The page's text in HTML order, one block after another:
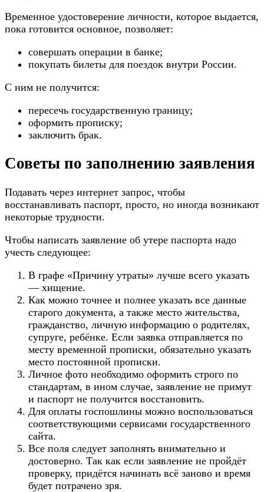
Временное удостоверение личности, которое выдается,
пока готовится основное, позволяет:
совершать операции в банке;
покупать билеты для поездок внутри России.
С ним не получится:
пересечь государственную границу;
оформить прописку;
заключить брак.
Советы по заполнению заявления
Подавать через интернет запрос, чтобы
восстанавливать паспорт, просто, но иногда возникают
некоторые трудности.
Чтобы написать заявление об утере паспорта надо
учесть следующее:
В графе «Причину утраты» лучше всего указать
— хищение.
Как можно точнее и полнее указать все данные
старого документа, а также место жительства,
гражданство, личную информацию о родителях,
супруге, ребёнке. Если заявка отправляется по
месту временной прописки, обязательно указать
место постоянной прописки.
Личное фото необходимо оформить строго по
стандартам, в ином случае, заявление не примут
и паспорт не получится восстановить.
Для оплаты госпошлины можно воспользоваться
соответствующими сервисами государственного
сайта.
Все поля следует заполнять внимательно и
достоверно. Так как если заявление не пройдёт
проверку, придётся начинать всё заново и время
будет потрачено зря.